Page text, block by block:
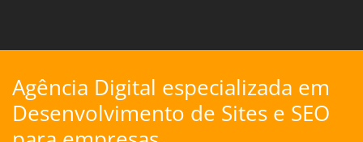
Agência Digital especializada em
Desenvolvimento de Sites e SEO